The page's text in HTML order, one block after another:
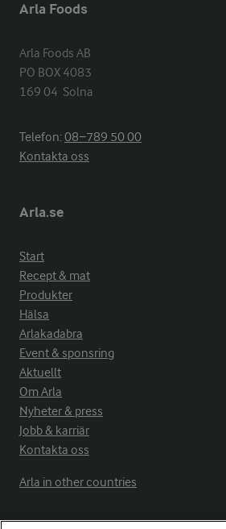
Arla Foods
Arla Foods AB
PO BOX 4083
169 04  Solna
Telefon:08−789 50 00
Kontakta oss
Arla.se
Start
Recept & mat
Produkter
Hälsa
Arlakadabra
Event & sponsring
Aktuellt
Om Arla
Nyheter & press
Jobb & karriär
Kontakta oss
Arla in other countries